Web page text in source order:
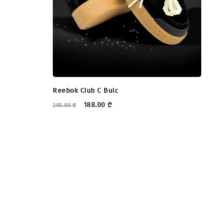
Reebok Club C Bulc
205.00₾ 188.00 ₾